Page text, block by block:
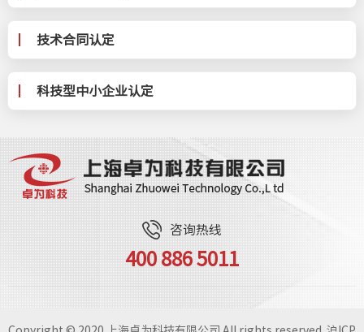
技术合同认定
科技型中小企业认定
咨询热线
400 886 5011